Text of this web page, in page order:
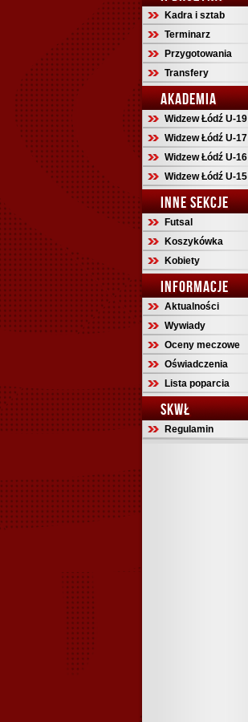
Kadra i sztab
Terminarz
Przygotowania
Transfery
AKADEMIA
Widzew Łódź U-19
Widzew Łódź U-17
Widzew Łódź U-16
Widzew Łódź U-15
INNE SEKCJE
Futsal
Koszykówka
Kobiety
INFORMACJE
Aktualności
Wywiady
Oceny meczowe
Oświadczenia
Lista poparcia
SKWŁ
Regulamin